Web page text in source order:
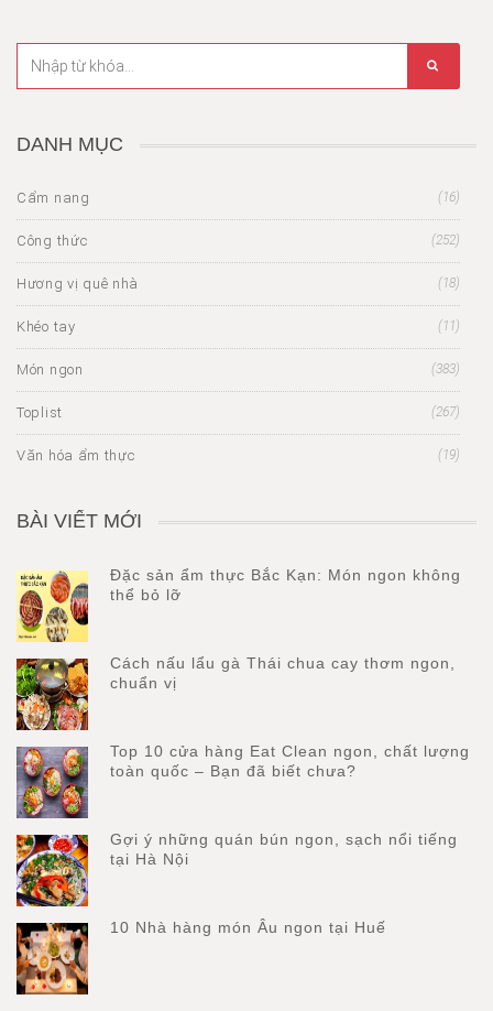
DANH MỤC
Cẩm nang (16)
Công thức (252)
Hương vị quê nhà (18)
Khéo tay (11)
Món ngon (383)
Toplist (267)
Văn hóa ẩm thực (19)
BÀI VIẾT MỚI
Đặc sản ẩm thực Bắc Kạn: Món ngon không
thể bỏ lỡ
Cách nấu lẩu gà Thái chua cay thơm ngon,
chuẩn vị
Top 10 cửa hàng Eat Clean ngon, chất lượng
toàn quốc – Bạn đã biết chưa?
Gợi ý những quán bún ngon, sạch nổi tiếng
tại Hà Nội
10 Nhà hàng món Âu ngon tại Huế